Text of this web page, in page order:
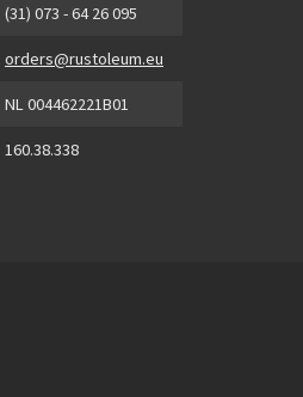
(31) 073 - 64 26 095
orders@rustoleum.eu
NL 004462221B01
160.38.338